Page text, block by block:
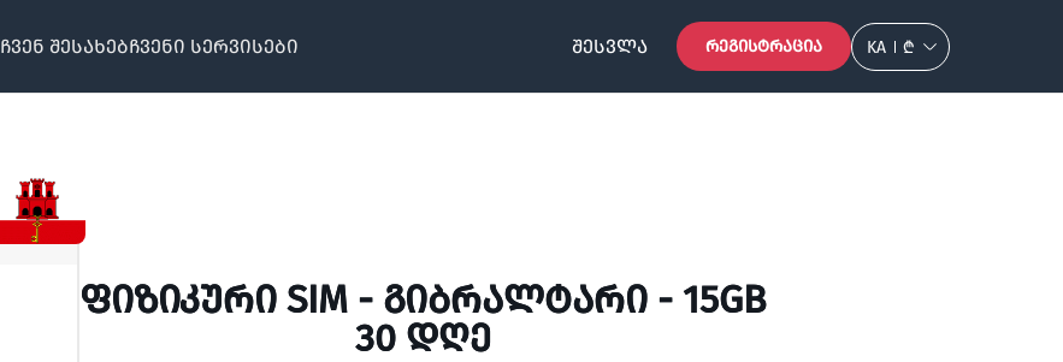
ჩვენ შესახებჩვენი სერვისები ᲨᲔᲡᲕᲚᲐ ᲠᲔᲒᲘᲡᲢᲠᲐᲪᲘᲐ KA ₾
ᲤᲘᲖᲘᲙᲣᲠᲘ SIM - ᲒᲘᲑᲠᲐᲚᲢᲐᲠᲘ - 15GB
30 ᲓᲦᲔ